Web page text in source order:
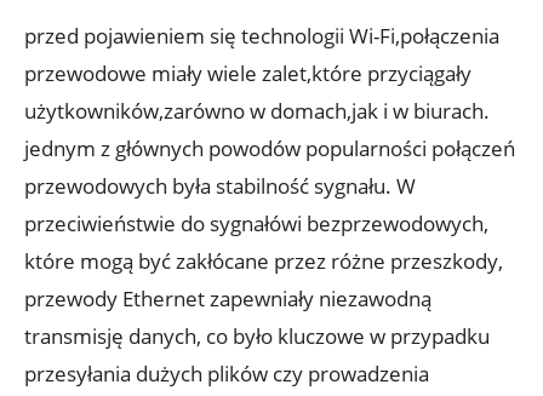
przed pojawieniem się technologii Wi-Fi,połączenia
przewodowe miały wiele zalet,które przyciągały
użytkowników,zarówno w domach,jak i w biurach.
jednym z głównych powodów popularności połączeń
przewodowych była stabilność sygnału. W
przeciwieństwie do sygnałówi bezprzewodowych,
które mogą być zakłócane przez różne przeszkody,
przewody Ethernet zapewniały niezawodną
transmisję danych, co było kluczowe w przypadku
przesyłania dużych plików czy prowadzenia